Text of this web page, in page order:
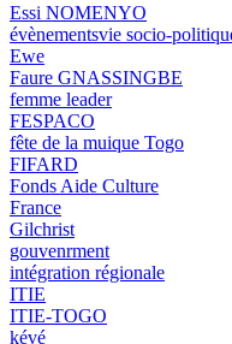
Essi NOMENYO
évènementsvie socio-
Ewe
Faure GNASSINGBE
femme leader
FESPACO
fête de la muique Togo
FIFARD
Fonds Aide Culture
France
Gilchrist
gouvenrment
intégration régionale
ITIE
ITIE-TOGO
kévé